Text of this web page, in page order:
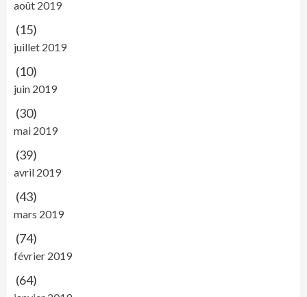
août 2019
(15)
juillet 2019
(10)
juin 2019
(30)
mai 2019
(39)
avril 2019
(43)
mars 2019
(74)
février 2019
(64)